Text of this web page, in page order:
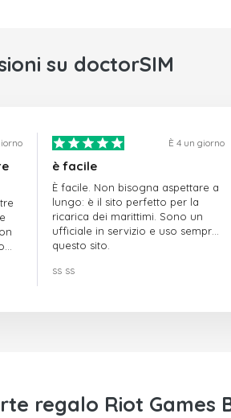
su doctorSIM
È 4 un giorno
è facile
È facile. Non bisogna aspettare a
lungo: è il sito perfetto per la
ricarica dei marittimi. Sono un
ufficiale in servizio e uso sempre
questo sito.
ss ss
regalo Riot Games